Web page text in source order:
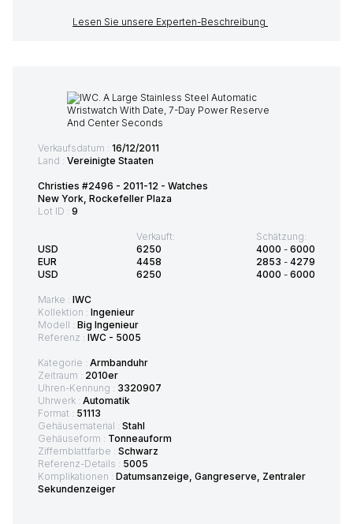
Lesen Sie unsere Experten-Beschreibung
Verkaufsdatum : 16/12/2011
Land : Vereinigte Staaten
Christies #2496 - 2011-12 - Watches
New York, Rockefeller Plaza
Lot ID : 9
USD
EUR
USD
Verkauft:
6250
4458
6250
Schätzung:
4000 - 6000
2853 - 4279
4000 - 6000
Marke : IWC
Kollektion : Ingenieur
Modell : Big Ingenieur
Referenz : IWC - 5005
Kategorie : Armbanduhr
Zeitraum : 2010er
Uhren-Kennung : 3320907
Uhrwerk : Automatik
Format : 51113
Gehäusematerial : Stahl
Gehäuseform : Tonneauform
Ziffernblattfarbe : Schwarz
Referenz-Details : 5005
Komplikationen : Datumsanzeige, Gangreserve, Zentraler
Sekundenzeiger